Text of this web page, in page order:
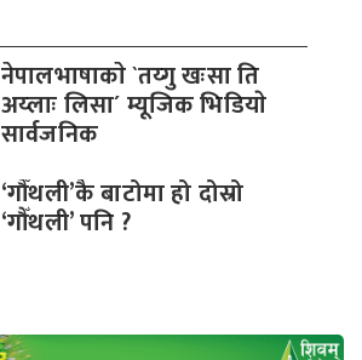
नेपालभाषाकाे `तय्गु खःसा ति
अय्लाः लिसा´ म्यूजिक भिडियाे
सार्वजनिक
‘गौँथली’कै बाटोमा हो दोस्रो
‘गौँथली’ पनि ?